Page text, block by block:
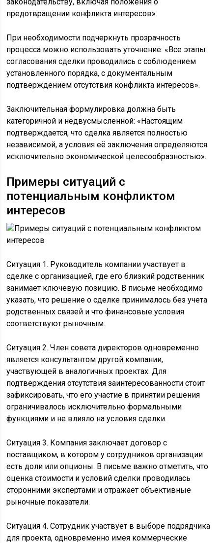
предотвращении конфликта интересов».
При необходимости подчеркнуть прозрачность
процесса можно использовать уточнение: «Все этапы
согласования сделки проводились с соблюдением
установленного порядка, с документальным
подтверждением отсутствия конфликта интересов».
Заключительная формулировка должна быть
категоричной и недвусмысленной: «Настоящим
подтверждается, что сделка является полностью
независимой, а условия её заключения определяются
исключительно экономической целесообразностью».
Примеры ситуаций с
потенциальным конфликтом
интересов
Ситуация 1. Руководитель компании участвует в
сделке с организацией, где его близкий родственник
занимает ключевую позицию. В письме необходимо
указать, что решение о сделке принималось без учета
родственных связей и что финансовые условия
соответствуют рыночным.
Ситуация 2. Член совета директоров одновременно
является консультантом другой компании,
участвующей в аналогичных проектах. Для
подтверждения отсутствия заинтересованности стоит
зафиксировать, что его участие в принятии решения
ограничивалось исключительно формальными
функциями и не влияло на условия сделки.
Ситуация 3. Компания заключает договор с
поставщиком, в котором у сотрудников организации
есть доли или опционы. В письме важно отметить, что
оценка стоимости и условий сделки проводилась
сторонними экспертами и отражает объективные
рыночные показатели.
Ситуация 4. Сотрудник участвует в выборе подрядчика
для проекта, одновременно имея коммерческие